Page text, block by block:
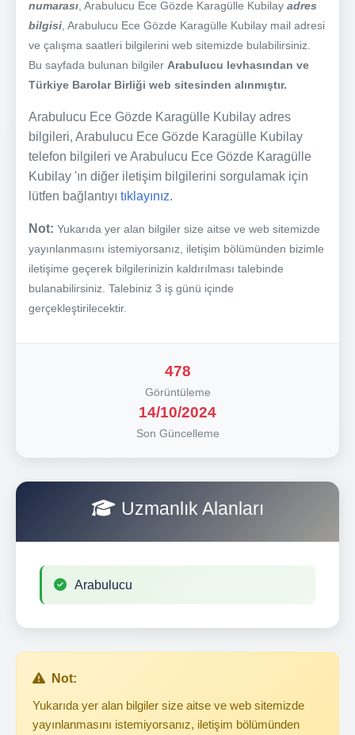
numarası , Arabulucu Ece Gözde Karagülle Kubilay adres
bilgisi , Arabulucu Ece Gözde Karagülle Kubilay mail adresi
ve çalışma saatleri bilgilerini web sitemizde bulabilirsiniz.
Bu sayfada bulunan bilgiler Arabulucu levhasından ve
Türkiye Barolar Birliği web sitesinden alınmıştır.
Arabulucu Ece Gözde Karagülle Kubilay adres
bilgileri, Arabulucu Ece Gözde Karagülle Kubilay
telefon bilgileri ve Arabulucu Ece Gözde Karagülle
Kubilay 'ın diğer iletişim bilgilerini sorgulamak için
lütfen bağlantıyı tıklayınız.
Not: Yukarıda yer alan bilgiler size aitse ve web sitemizde
yayınlanmasını istemiyorsanız, iletişim bölümünden bizimle
iletişime geçerek bilgilerinizin kaldırılması talebinde
bulanabilirsiniz. Talebiniz 3 iş günü içinde
gerçekleştirilecektir.
478
Görüntüleme
14/10/2024
Son Güncelleme
Uzmanlık Alanları
Arabulucu
Not:
Yukarıda yer alan bilgiler size aitse ve web sitemizde
yayınlanmasını istemiyorsanız, iletişim bölümünden